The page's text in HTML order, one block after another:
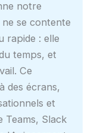
notre
ne se contente
rapide : elle
temps, et
Ce
des écrans,
et
Teams, Slack